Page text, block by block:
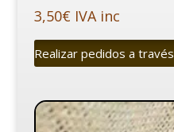
3,50€ IVA inc
Realizar pedidos a